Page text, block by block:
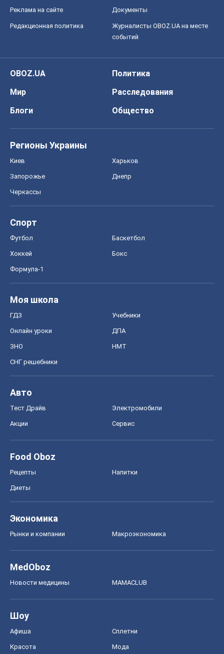
Реклама на сайте Документы
Редакционная политика
Журналисты OBOZ.UA на месте
событий
OBOZ.UA
Политика
Мир
Расследования
Блоги
Общество
Регионы Украины
Киев Харьков
Запорожье Днепр
Черкассы
Спорт
Футбол Баскетбол
Хоккей Бокс
Формула-1
Моя школа
ГДЗ Учебники
Онлайн уроки ДПА
ЗНО НМТ
СНГ решебники
Авто
Тест Драйв Электромобили
Акции Сервис
Food Oboz
Рецепты Напитки
Диеты
Экономика
Рынки и компании Mакроэкономика
MedOboz
Новости медицины MAMACLUB
Шоу
Афиша Сплетни
Красота Мода